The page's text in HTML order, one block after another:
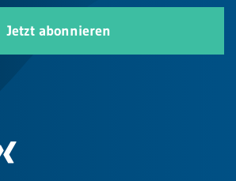
Jetzt abonnieren